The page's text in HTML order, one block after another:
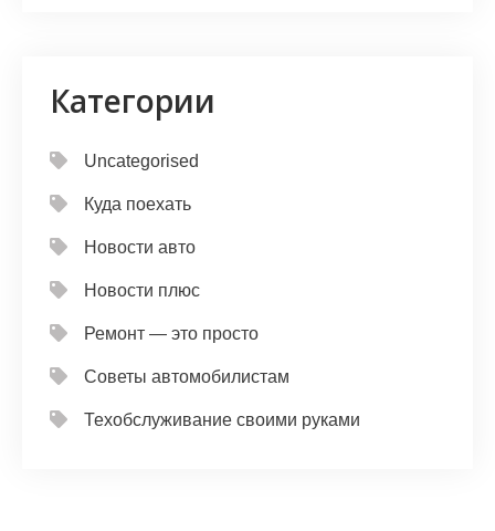
Категории
Uncategorised
Куда поехать
Новости авто
Новости плюс
Ремонт — это просто
Советы автомобилистам
Техобслуживание своими руками